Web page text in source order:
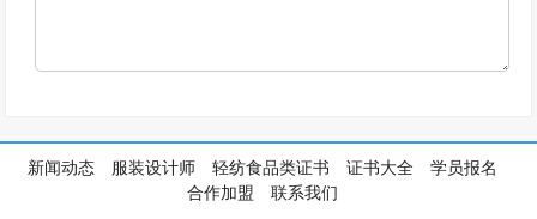
新闻动态 服装设计师 轻纺食品类证书 证书大全
学员报名
合作加盟
联系我们